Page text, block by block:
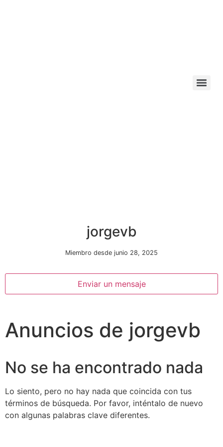
jorgevb
Miembro desde junio 28, 2025
Enviar un mensaje
Anuncios de jorgevb
No se ha encontrado nada
Lo siento, pero no hay nada que coincida con tus
términos de búsqueda. Por favor, inténtalo de nuevo
con algunas palabras clave diferentes.
Necesarias
Estas
opcionales.
necesarias
para que
funcione la
web.